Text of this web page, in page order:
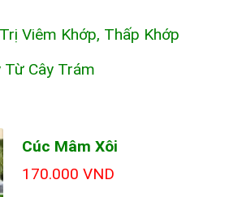
Viêm Khớp, Thấp Khớp
Từ Cây Trám
Cúc Mâm Xôi
170.000 VND